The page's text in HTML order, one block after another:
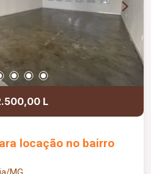
disponível. Como
de ampliação
a necessidade do
para mais
uma visita.
L
locação no bairro